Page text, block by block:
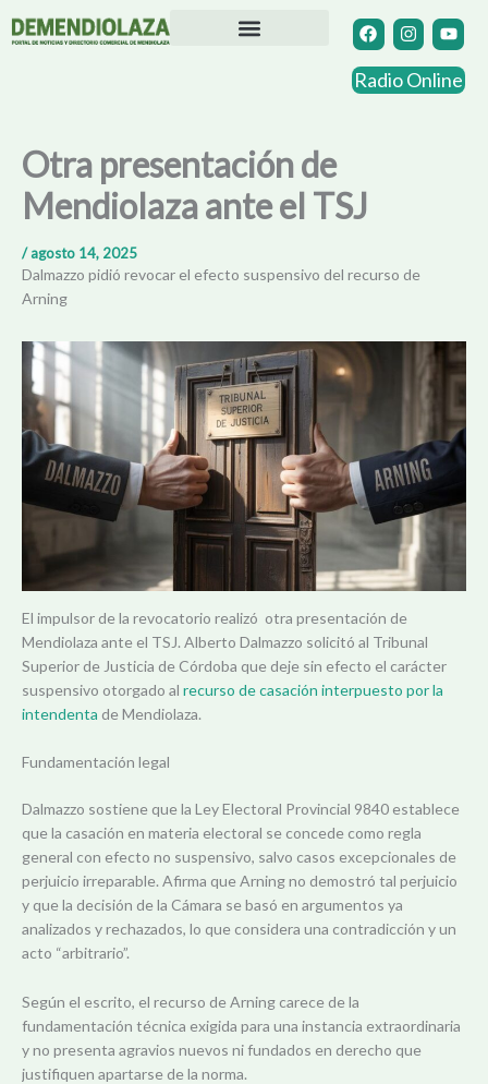
F
a
c
e
b
I
n
s
t
a
Y
o
u
t
u
Radio Online
Otra presentación de
Mendiolaza ante el TSJ
/agosto 14, 2025
Dalmazzo pidió revocar el efecto suspensivo del recurso de
Arning
El impulsor de la revocatorio realizó otra presentación de
Mendiolaza ante el TSJ. Alberto Dalmazzo solicitó al Tribunal
Superior de Justicia de Córdoba que deje sin efecto el carácter
suspensivo otorgado al recurso de casación interpuesto por la
intendenta de Mendiolaza.
Fundamentación legal
Dalmazzo sostiene que la Ley Electoral Provincial 9840 establece
que la casación en materia electoral se concede como regla
general con efecto no suspensivo, salvo casos excepcionales de
perjuicio irreparable. Afirma que Arning no demostró tal perjuicio
y que la decisión de la Cámara se basó en argumentos ya
analizados y rechazados, lo que considera una contradicción y un
acto “arbitrario”.
Según el escrito, el recurso de Arning carece de la
fundamentación técnica exigida para una instancia extraordinaria
y no presenta agravios nuevos ni fundados en derecho que
justifiquen apartarse de la norma.